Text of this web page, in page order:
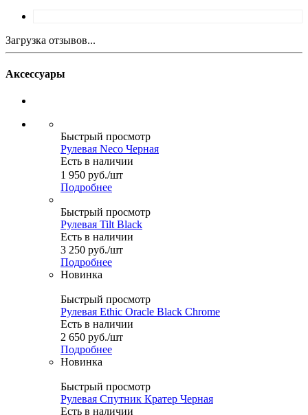
Загрузка отзывов...
Аксессуары
Быстрый просмотр
Рулевая Neco Черная
Есть в наличии
1 950 руб./шт
Подробнее
Быстрый просмотр
Рулевая Tilt Black
Есть в наличии
3 250 руб./шт
Подробнее
Новинка
Быстрый просмотр
Рулевая Ethic Oracle Black Chrome
Есть в наличии
2 650 руб./шт
Подробнее
Новинка
Быстрый просмотр
Рулевая Спутник Кратер Черная
Есть в наличии